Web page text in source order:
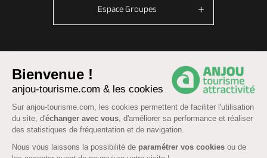
Bienvenue !
anjou-tourisme.com & les cookies
Sur anjou-tourisme.com, les cookies permettent de faciliter l'utilisation
du site, d'échanger avec vous, d'améliorer sa performance et réaliser
des statistiques de fréquentation et de navigation.
Nous vous laissons la possibilité de paramétrer vos cookies ou de
Espace Groupes
Mentions légales Données personnelles-Cookies